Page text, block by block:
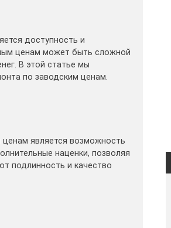
доступность и
ценам может быть сложной
В этой статье мы
по заводским ценам.
ценам является возможность
наценки, позволяя
подлинность и качество